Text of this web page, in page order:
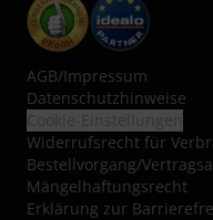
AGB/Impressum
Datenschutzhinweise
Widerrufsrecht für
Bestellvorgang/
Mängelhaftungsrecht
Erklärung zur